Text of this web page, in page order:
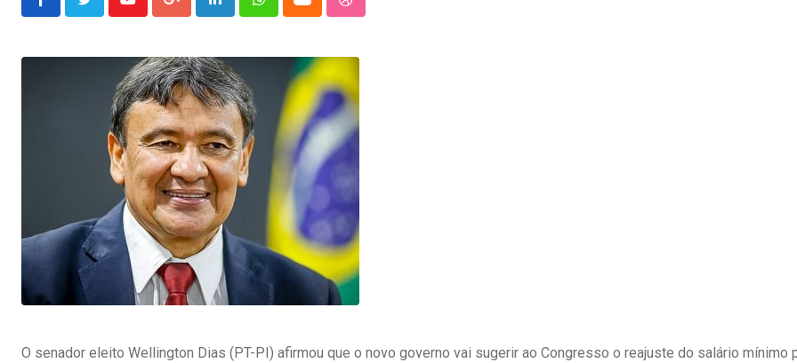
YoutubeGoogle+LinkedInWhatsappCloud StumbleUpon
O senador eleito Wellington Dias (PT-PI) afirmou que o novo governo vai sugerir ao Congresso o reajuste do salário mínimo